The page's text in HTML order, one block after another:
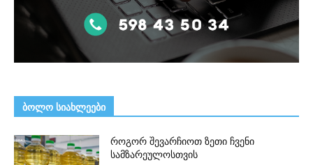
ᲑᲝᲚᲝ ᲡᲘᲐᲮᲚᲔᲔᲑᲘ
როგორ შევარჩიოთ ზეთი ჩვენი
სამზარეულოსთვის